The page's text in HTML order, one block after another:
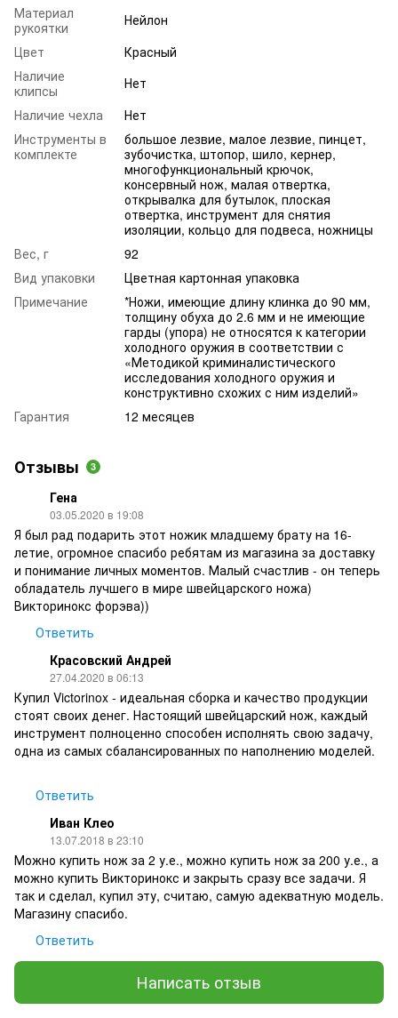
Материал
рукоятки
Нейлон
Цвет
Красный
Наличие
клипсы
Нет
Наличие чехла
Нет
Инструменты в
комплекте
большое лезвие, малое лезвие, пинцет,
зубочистка, штопор, шило, кернер,
многофункциональный крючок,
консервный нож, малая отвертка,
открывалка для бутылок, плоская
отвертка, инструмент для снятия
изоляции, кольцо для подвеса, ножницы
Вес, г
92
Вид упаковки
Цветная картонная упаковка
Примечание
*Ножи, имеющие длину клинка до 90 мм,
толщину обуха до 2.6 мм и не имеющие
гарды (упора) не относятся к категории
холодного оружия в соответствии с
«Методикой криминалистического
исследования холодного оружия и
конструктивно схожих с ним изделий»
Гарантия
12 месяцев
Отзывы 3
Гена
03.05.2020 в 19:08
Я был рад подарить этот ножик младшему брату на 16-
летие, огромное спасибо ребятам из магазина за доставку
и понимание личных моментов. Малый счастлив - он теперь
обладатель лучшего в мире швейцарского ножа)
Викторинокс форэва))
Ответить
Красовский Андрей
27.04.2020 в 06:13
Купил Victorinox - идеальная сборка и качество продукции
стоят своих денег. Настоящий швейцарский нож, каждый
инструмент полноценно способен исполнять свою задачу,
одна из самых сбалансированных по наполнению моделей.
Ответить
Иван Клео
13.07.2018 в 23:10
Можно купить нож за 2 у.е., можно купить нож за 200 у.е., а
можно купить Викторинокс и закрыть сразу все задачи. Я
так и сделал, купил эту, считаю, самую адекватную модель.
Магазину спасибо.
Ответить
Написать отзыв